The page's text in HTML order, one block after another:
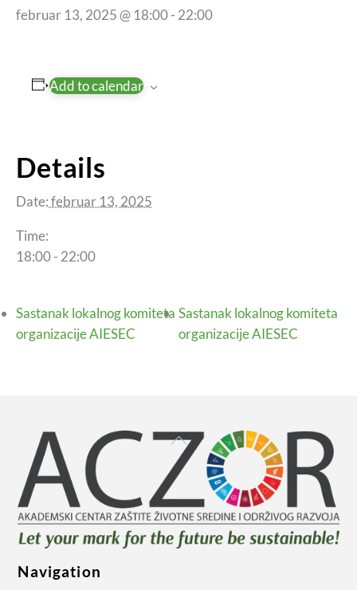
februar 13, 2025 @ 18:00- 22:00
Add to calendar
Details
Date:februar 13, 2025
Time:
18:00 - 22:00
Sastanak lokalnog komiteta
organizacije AIESEC
Sastanak lokalnog komiteta
organizacije AIESEC
Back
To
Top
Navigation